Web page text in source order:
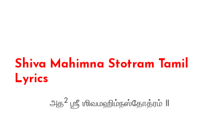
Shiva Mahimna Stotram Tamil
Lyrics
அத2 ஶ்ரீ ஶிவமஹிம்நஸ்தோத்ரம் ॥